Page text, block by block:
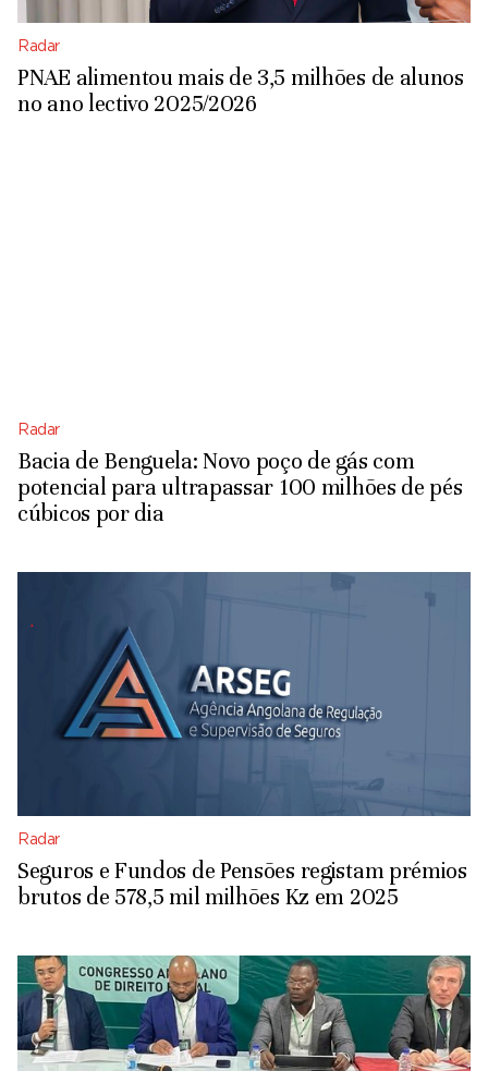
Radar
PNAE alimentou mais de 3,5 milhões de alunos
no ano lectivo 2025/2026
Radar
Bacia de Benguela: Novo poço de gás com
potencial para ultrapassar 100 milhões de pés
cúbicos por dia
Radar
Seguros e Fundos de Pensões registam prémios
brutos de 578,5 mil milhões Kz em 2025